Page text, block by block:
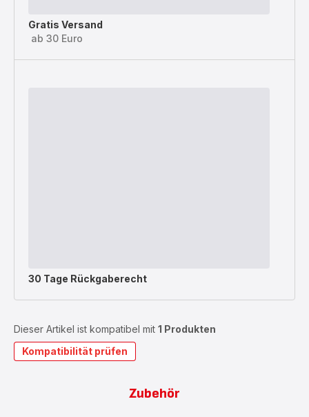
Gratis Versand
ab 30 Euro
30 Tage Rückgaberecht
Dieser Artikel ist kompatibel mit 1 Produkten
Kompatibilität prüfen
Zubehör